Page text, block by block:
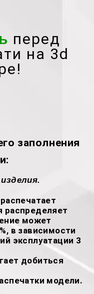
перед
на 3d
заполнения
распределяет
может
в зависимости
эксплуатации 3
добиться
модели.